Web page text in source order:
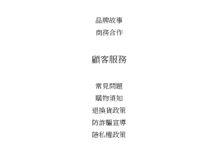
品牌故事
商務合作
顧客服務
常見問題
購物須知
退換貨政策
防詐騙宣導
隱私權政策